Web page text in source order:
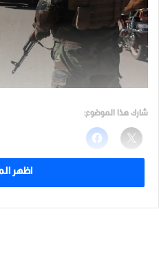
شارك هذا الموضوع:
اظهر